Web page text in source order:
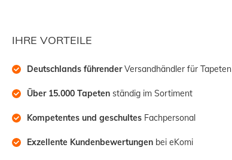
IHRE VORTEILE
Deutschlands führender Versandhändler für Tapeten
Über 15.000 Tapeten ständig im Sortiment
Kompetentes und geschultes Fachpersonal
Exzellente Kundenbewertungen bei eKomi